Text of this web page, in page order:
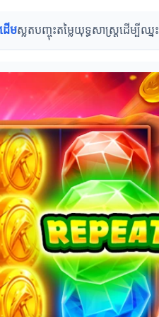
ើមស្លតបញ្ចុះតម្លៃយុទ្ធសាស្ត្រដើម្បីឈ្នះ